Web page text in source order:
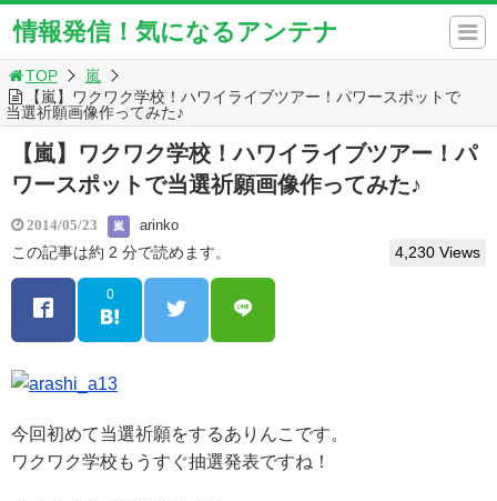
情報発信！気になるアンテナ
TOP
嵐
【嵐】ワクワク学校！ハワイライブツアー！パワースポットで
当選祈願画像作ってみた♪
【嵐】ワクワク学校！ハワイライブツアー！パ
ワースポットで当選祈願画像作ってみた♪
2014/05/23 嵐 arinko
この記事は約 2 分で読めます。 4,230 Views
0
今回初めて当選祈願をするありんこです。
ワクワク学校もうすぐ抽選発表ですね！